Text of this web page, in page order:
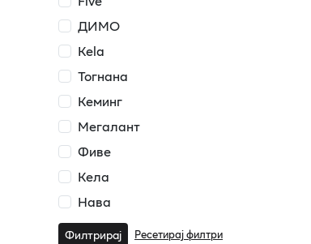
ДИМО
Kela
Тогнана
Кеминг
Мегалант
Фиве
Кела
Нава
Филтрирај Ресетирај филтри